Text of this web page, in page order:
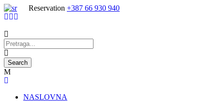
Reservation +387 66 930 940
NASLOVNA